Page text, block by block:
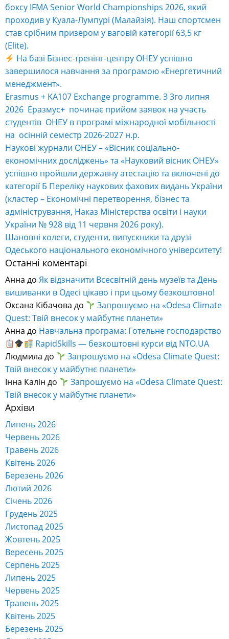
боксу IFMA Senior World Championships 2026, який
проходив у Куала-Лумпурі (Малайзія). Наш спортсмен
став срібним призером у ваговій категорії 63,5 кг
(Elite).
На базі Бізнес-тренінг-центру ОНЕУ успішно
завершилося навчання за програмою «Енергетичний
менеджмент».
Erasmus + KA107 Exchange programme. З 3го липня
2026 Еразмус+ починає прийом заявок на участь
студентів ОНЕУ в програмі міжнародної мобільності
на осінній семестр 2026-2027 н.р.
Наукові журнали ОНЕУ – «Вісник соціально-
економічних досліджень» та «Науковий вісник ОНЕУ»
успішно пройшли державну атестацію та включені до
категорії Б Переліку наукових фахових видань України
(кластер – Економічні перетворення, бізнес та
адміністрування, Наказ Міністерства освіти і науки
України № 928 від 11 червня 2026 року).
Шановні колеги, студенти, випускники та друзі
Одеського національного економічного університету!
Останні коментарі
Анна до Як відзначити Всесвітній день музеїв та День
вишиванки в Одесі цікаво і при цьому безкоштовно!
Оксана Кібачова до
Запрошуємо на «Odesa Climate
Quest: Твій внесок у майбутнє планети»
Анна до Навчальна програма: Готельне господарство
RapidSkills — безкоштовні курси від NTO.UA
Людмила до
Запрошуємо на «Odesa Climate Quest:
Твій внесок у майбутнє планети»
Інна Калін до
Запрошуємо на «Odesa Climate Quest:
Твій внесок у майбутнє планети»
Архіви
Липень 2026
Червень 2026
Травень 2026
Квітень 2026
Березень 2026
Лютий 2026
Січень 2026
Грудень 2025
Листопад 2025
Жовтень 2025
Вересень 2025
Серпень 2025
Липень 2025
Червень 2025
Травень 2025
Квітень 2025
Березень 2025